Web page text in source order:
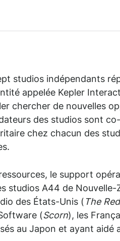
studios indépendants
appelée Kepler
chercher de nouvelles
des studios sont
chez chacun des
le support
studios A44 de Nouvelle-
des États-Unis ( The
(Scorn), les
au Japon et ayant aidé